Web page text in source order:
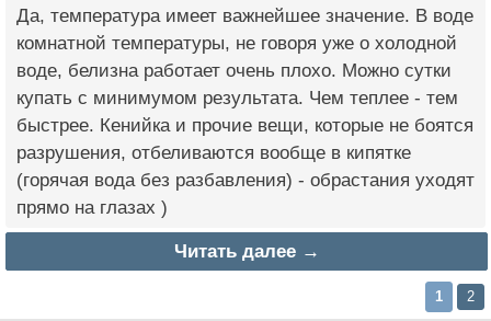
Да, температура имеет важнейшее значение. В воде
комнатной температуры, не говоря уже о холодной
воде, белизна работает очень плохо. Можно сутки
купать с минимумом результата. Чем теплее - тем
быстрее. Кенийка и прочие вещи, которые не боятся
разрушения, отбеливаются вообще в кипятке
(горячая вода без разбавления) - обрастания уходят
прямо на глазах )
Читать далее →
1 2